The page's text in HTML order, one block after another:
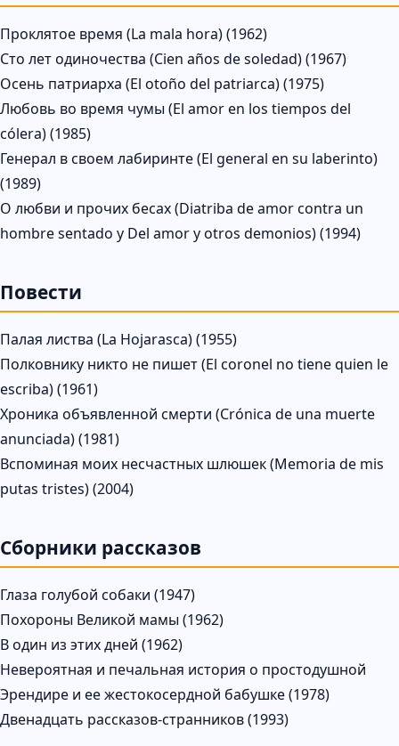
Проклятое время (La mala hora) (1962)
Сто лет одиночества (Cien años de soledad) (1967)
Осень патриарха (El otoño del patriarca) (1975)
Любовь во время чумы (El amor en los tiempos del
cólera) (1985)
Генерал в своем лабиринте (El general en su laberinto)
(1989)
О любви и прочих бесах (Diatriba de amor contra un
hombre sentado y Del amor y otros demonios) (1994)
Повести
Палая листва (La Hojarasca) (1955)
Полковнику никто не пишет (El coronel no tiene quien le
escriba) (1961)
Хроника объявленной смерти (Crónica de una muerte
anunciada) (1981)
Вспоминая моих несчастных шлюшек (Memoria de mis
putas tristes) (2004)
Сборники рассказов
Глаза голубой собаки (1947)
Похороны Великой мамы (1962)
В один из этих дней (1962)
Невероятная и печальная история о простодушной
Эрендире и ее жестокосердной бабушке (1978)
Двенадцать рассказов-странников (1993)